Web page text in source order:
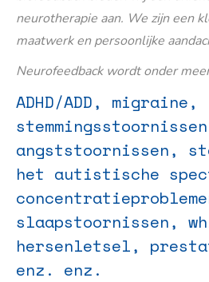
neurotherapie aan. We zijn een
maatwerk en persoonlijke
Neurofeedback wordt onder
ADHD/ADD, migraine,
angststoornissen,
het autistische
slaapstoornissen,
hersenletsel,
enz. enz.